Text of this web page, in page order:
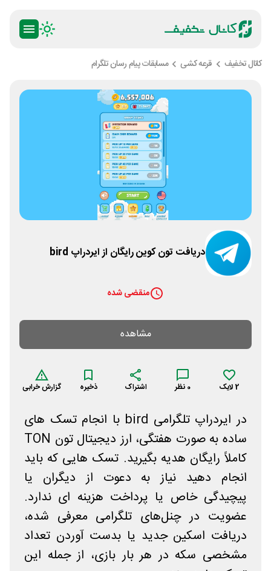
کانال تخفیف قرعه کشی مسابقات پیام رسان تلگرام
دریافت تون کوین رایگان از ایردراپ bird
منقضی شده
مشاهده
2لایک 0 نظر اشتراک ذخیره گزارش خرابی
در ایردراپ تلگرامی bird با انجام تسک های
ساده به صورت هفتگی، ارز دیجیتال تون TON
کاملاً رایگان هدیه بگیرید. تسک هایی که باید
انجام دهید نیاز به دعوت از دیگران یا
پیچیدگی خاص یا پرداخت هزینه ای ندارد.
عضویت در چنل‌های تلگرامی معرفی شده،
دریافت اسکین جدید یا بدست آوردن تعداد
مشخصی سکه در هر بار بازی، از جمله این